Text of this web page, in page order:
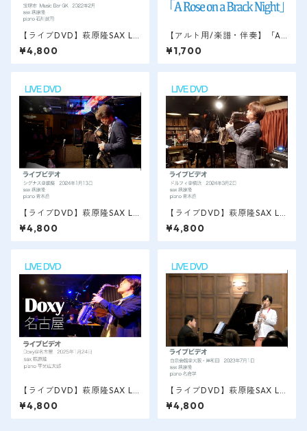
【ライブDVD】萩原隆SAX LI
VE VIDEO / 宝塚 Music Bar
GK 2023.2
¥4,800
【アルト用/楽譜・伴奏】「A
Rose on a Black Night」Hap
py Holidayより / 萩原隆
¥1,700
【ライブDVD】萩原隆SAX LI
VE VIDEO / 銀座＠シグナス
2024.1
¥4,800
【ライブDVD】萩原隆SAX LI
VE VIDEO / 横浜＠ドルフィ
2024.3
¥4,800
【ライブDVD】萩原隆SAX LI
VE VIDEO / 名古屋＠doxy 20
25.1.25
¥4,800
【ライブDVD】萩原隆SAX LI
VE VIDEO / 大阪・岸和田/自
泉会館 2023.7
¥4,800